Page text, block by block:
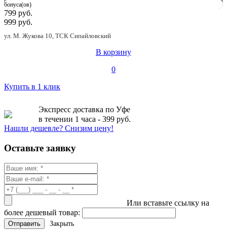
бонуса(ов)
799 руб.
999 руб.
ул. М. Жукова 10, ТСК Сипайловский
В корзину
0
Купить в 1 клик
Экспресс доставка по Уфе
в течении 1 часа - 399 руб.
Нашли дешевле? Снизим цену!
Оставьте заявку
Или вставьте ссылку на
более дешевый товар:
Закрыть